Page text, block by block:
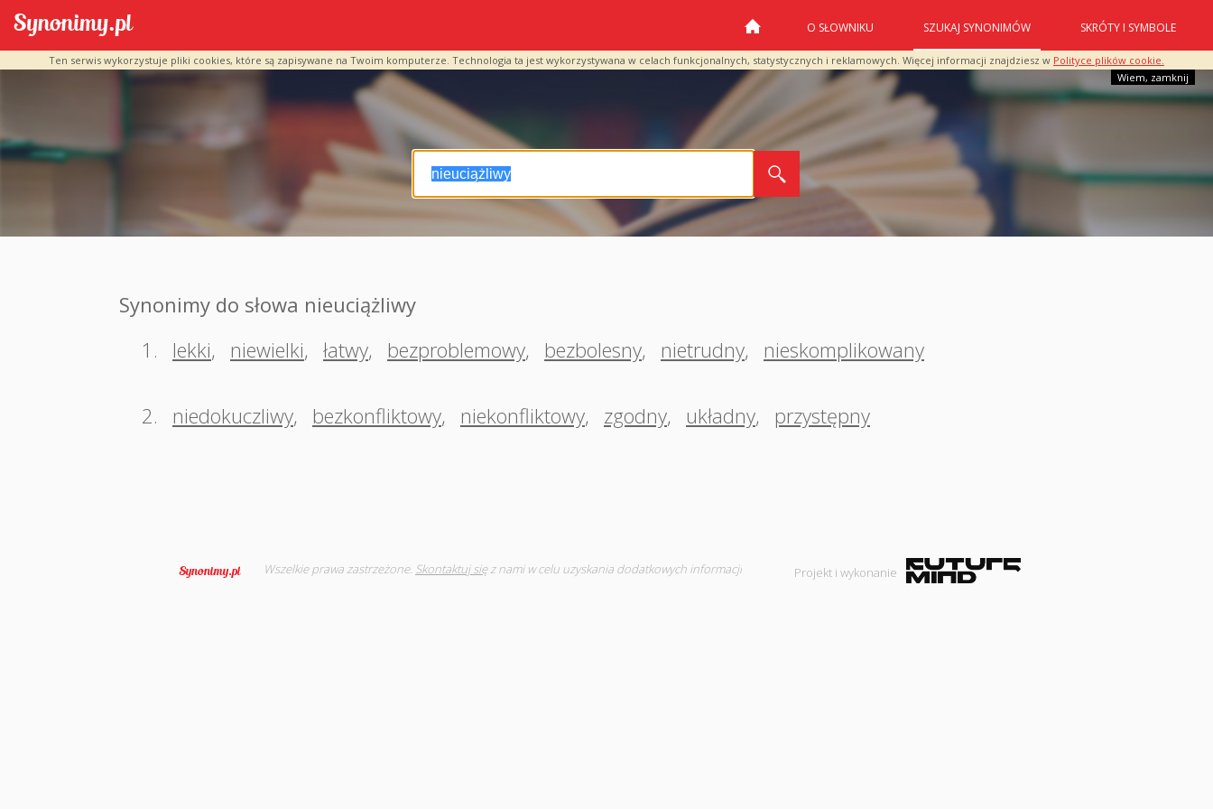
Ten serwis wykorzystuje pliki cookies, które są zapisywane na Twoim komputerze. Technologia ta jest wykorzystywana w celach funkcjonalnych, statystycznych i reklamowych. Więcej informacji znajdziesz w Polityce plików cookie.
Wiem, zamknij
O SŁOWNIKU SZUKAJ SYNONIMÓW SKRÓTY I SYMBOLE
Synonimy do słowa nieuciążliwy
1.
lekki, niewielki, łatwy, bezproblemowy, bezbolesny, nietrudny, nieskomplikowany
2. niedokuczliwy, bezkonfliktowy, niekonfliktowy, zgodny, układny, przystępny
Wszelkie prawa zastrzeżone. Skontaktuj sięz nami w celu uzyskania dodatkowych informacji Projekt i wykonanie